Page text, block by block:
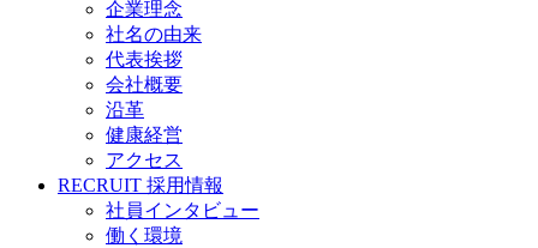
企業理念
社名の由来
代表挨拶
会社概要
沿革
健康経営
アクセス
RECRUIT 採用情報
社員インタビュー
働く環境